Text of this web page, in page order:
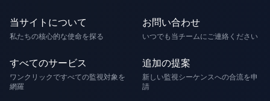
当サイトについて
私たちの核心的な使命を探る
お問い合わせ
いつでも当チームにご連絡ください
すべてのサービス
ワンクリックですべての監視対象を
網羅
追加の提案
新しい監視シーケンスへの合流を申
請